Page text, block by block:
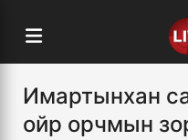
Имартынхан
ойр орчмын